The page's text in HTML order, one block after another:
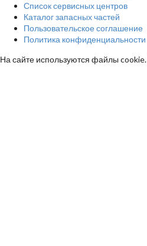
Список сервисных центров
Каталог запасных частей
Пользовательское соглашение
Политика конфиденциальности
На сайте используются файлы cookie.